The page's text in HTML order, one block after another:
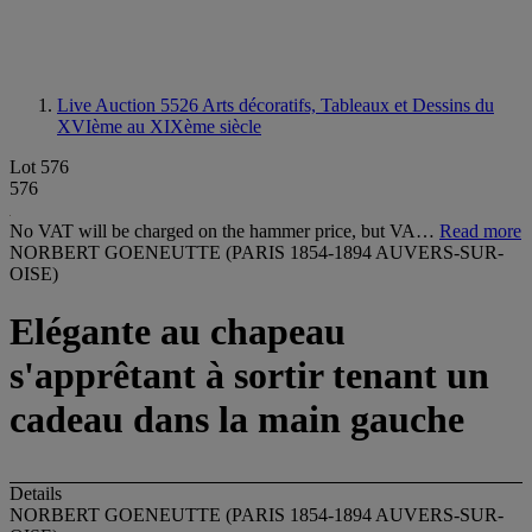
Live Auction 5526 Arts décoratifs, Tableaux et Dessins du
XVIème au XIXème siècle
Lot 576
576
No VAT will be charged on the hammer price, but VA… Read more
NORBERT GOENEUTTE (PARIS 1854-1894 AUVERS-SUR-
OISE)
Elégante au chapeau
s'apprêtant à sortir tenant un
cadeau dans la main gauche
Details
NORBERT GOENEUTTE (PARIS 1854-1894 AUVERS-SUR-